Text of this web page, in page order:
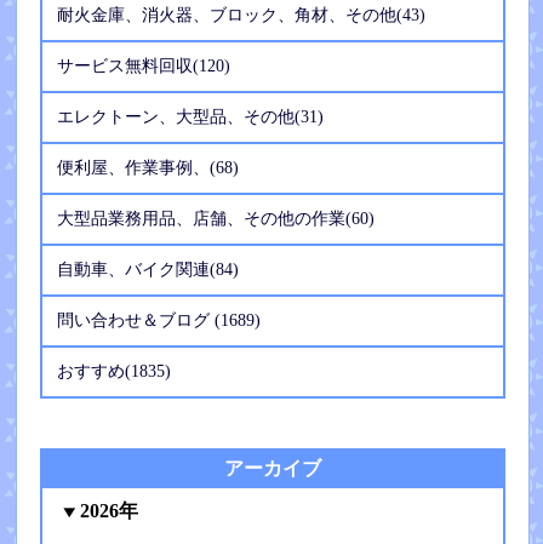
耐火金庫、消火器、ブロック、角材、その他(43)
サービス無料回収(120)
エレクトーン、大型品、その他(31)
便利屋、作業事例、(68)
大型品業務用品、店舗、その他の作業(60)
自動車、バイク関連(84)
問い合わせ＆ブログ (1689)
おすすめ(1835)
アーカイブ
2026年